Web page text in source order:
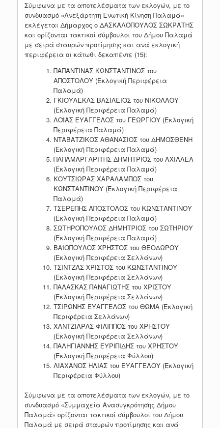
Σύμφωνα με τα αποτελέσματα των εκλογών, με το
συνδυασμό «Ανεξάρτητη Ενωτική Κίνηση Παλαμά»
εκλέγεται Δήμαρχος ο ΔΑΣΚΑΛΟΠΟΥΛΟΣ ΣΩΚΡΑΤΗΣ
και ορίζονται τακτικοί σύμβουλοι του Δήμου Παλαμά
με σειρά σταυρών προτίμησης και ανά εκλογική
περιφέρεια οι κάτωθι δεκαπέντε (15):
ΠΑΠΑΝΤΙΝΑΣ ΚΩΝΣΤΑΝΤΙΝΟΣ του
ΑΠΟΣΤΟΛΟΥ (Εκλογική Περιφέρεια
Παλαμά)
ΓΚΙΟΥΛΕΚΑΣ ΒΑΣΙΛΕΙΟΣ του ΝΙΚΟΛΑΟΥ
(Εκλογική Περιφέρεια Παλαμά)
ΛΟΪΑΣ ΕΥΑΓΓΕΛΟΣ του ΓΕΩΡΓΙΟΥ (Εκλογική
Περιφέρεια Παλαμά)
ΝΤΑΒΑΤΖΙΚΟΣ ΑΘΑΝΑΣΙΟΣ του ΔΗΜΟΣΘΕΝΗ
(Εκλογική Περιφέρεια Παλαμά)
ΠΑΠΑΜΑΡΓΑΡΙΤΗΣ ΔΗΜΗΤΡΙΟΣ του ΑΧΙΛΛΕΑ
(Εκλογική Περιφέρεια Παλαμά)
ΚΟΥΤΣΙΩΡΑΣ ΧΑΡΑΛΑΜΠΟΣ του
ΚΩΝΣΤΑΝΤΙΝOΥ (Εκλογική Περιφέρεια
Παλαμά)
ΤΣΕΡΕΠΗΣ ΑΠΟΣΤΟΛΟΣ του ΚΩΝΣΤΑΝΤΙΝΟΥ
(Εκλογική Περιφέρεια Παλαμά)
ΣΩΤΗΡΟΠΟΥΛΟΣ ΔΗΜΗΤΡΙΟΣ του ΣΩΤΗΡΙΟΥ
(Εκλογική Περιφέρεια Παλαμά)
ΒΑΪΟΠΟΥΛΟΣ ΧΡΗΣΤΟΣ του ΘΕΟΔΩΡΟΥ
(Εκλογική Περιφέρεια Σελλάνων)
ΤΣΙΝΤΖΑΣ ΧΡΙΣΤΟΣ του ΚΩΝΣΤΑΝΤΙΝOΥ
(Εκλογική Περιφέρεια Σελλάνων)
ΠΑΛΑΣΚΑΣ ΠΑΝΑΓΙΩΤΗΣ του ΧΡΙΣΤΟΥ
(Εκλογική Περιφέρεια Σελλάνων)
ΤΣΙΡΩΝΗΣ ΕΥΑΓΓΕΛΟΣ του ΘΩΜΑ (Εκλογική
Περιφέρεια Σελλάνων)
ΧΑΝΤΖΙΑΡΑΣ ΦΙΛΙΠΠΟΣ του ΧΡΗΣΤΟΥ
(Εκλογική Περιφέρεια Σελλάνων)
ΠΑΛΗΓΙΑΝΝΗΣ ΕΥΡΙΠΙΔΗΣ του ΧΡΗΣΤΟΥ
(Εκλογική Περιφέρεια Φύλλου)
ΛΙΑΧΑΝΟΣ ΗΛΙΑΣ του ΕΥΑΓΓΕΛΟΥ (Εκλογική
Περιφέρεια Φύλλου)
Σύμφωνα με τα αποτελέσματα των εκλογών, με το
συνδυασμό «Συμμαχεία Ανασυγκρότησης Δήμου
Παλαμά» ορίζονται τακτικοί σύμβουλοι του Δήμου
Παλαμά με σειρά σταυρών προτίμησης και ανά